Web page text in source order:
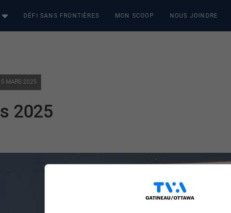
DÉFI SANS FRONTIÈRES MON SCOOP NOUS JOINDRE
MARS 2025
2025